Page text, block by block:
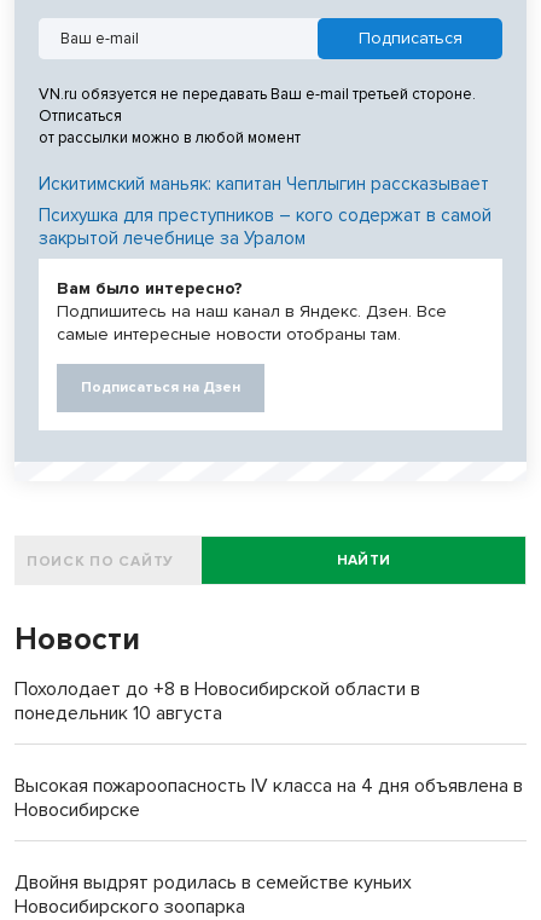
VN.ru обязуется не передавать Ваш e-mail третьей стороне.
Отписаться
от рассылки можно в любой момент
Искитимский маньяк: капитан Чеплыгин рассказывает
Психушка для преступников – кого содержат в самой
закрытой лечебнице за Уралом
Вам было интересно?
Подпишитесь на наш канал в Яндекс. Дзен. Все
самые интересные новости отобраны там.
Подписаться на Дзен
НАЙТИ
Новости
Похолодает до +8 в Новосибирской области в
понедельник 10 августа
Высокая пожароопасность IV класса на 4 дня объявлена в
Новосибирске
Двойня выдрят родилась в семействе куньих
Новосибирского зоопарка